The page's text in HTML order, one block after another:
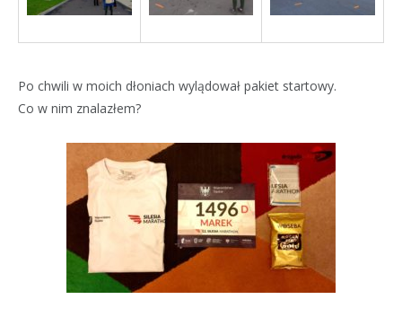
Po chwili w moich dłoniach wylądował pakiet startowy.
Co w nim znalazłem?